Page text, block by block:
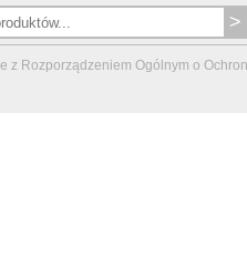
z Rozporządzeniem Ogólnym o